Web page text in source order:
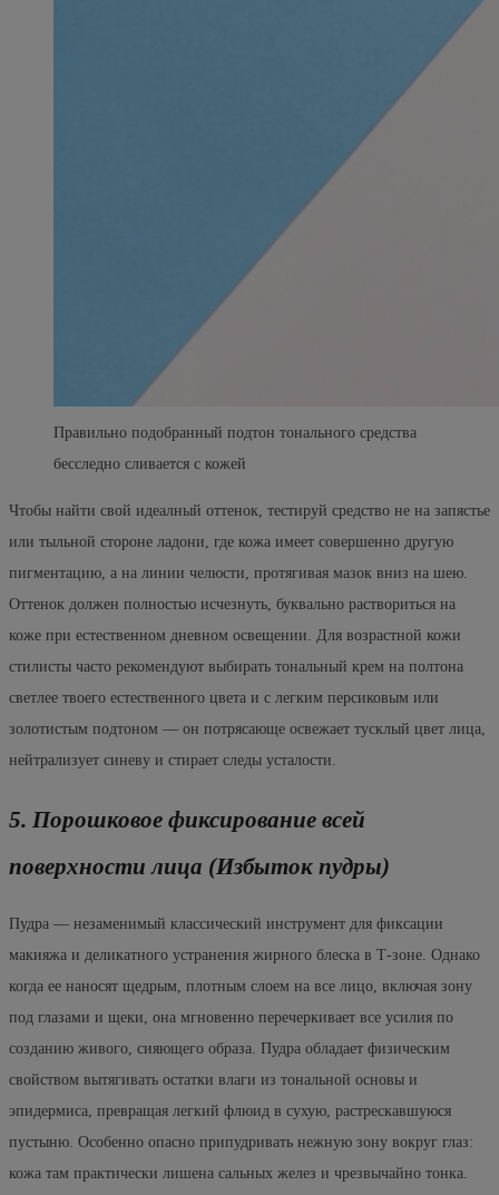
Правильно подобранный подтон тонального средства
бесследно сливается с кожей
Чтобы найти свой идеалный оттенок, тестируй средство не на запястье
или тыльной стороне ладони, где кожа имеет совершенно другую
пигментацию, а на линии челюсти, протягивая мазок вниз на шею.
Оттенок должен полностью исчезнуть, буквально раствориться на
коже при естественном дневном освещении. Для возрастной кожи
стилисты часто рекомендуют выбирать тональный крем на полтона
светлее твоего естественного цвета и с легким персиковым или
золотистым подтоном — он потрясающе освежает тусклый цвет лица,
нейтрализует синеву и стирает следы усталости.
5. Порошковое фиксирование всей
поверхности лица (Избыток пудры)
Пудра — незаменимый классический инструмент для фиксации
макияжа и деликатного устранения жирного блеска в Т-зоне. Однако
когда ее наносят щедрым, плотным слоем на все лицо, включая зону
под глазами и щеки, она мгновенно перечеркивает все усилия по
созданию живого, сияющего образа. Пудра обладает физическим
свойством вытягивать остатки влаги из тональной основы и
эпидермиса, превращая легкий флюид в сухую, растрескавшуюся
пустыню. Особенно опасно припудривать нежную зону вокруг глаз:
кожа там практически лишена сальных желез и чрезвычайно тонка.